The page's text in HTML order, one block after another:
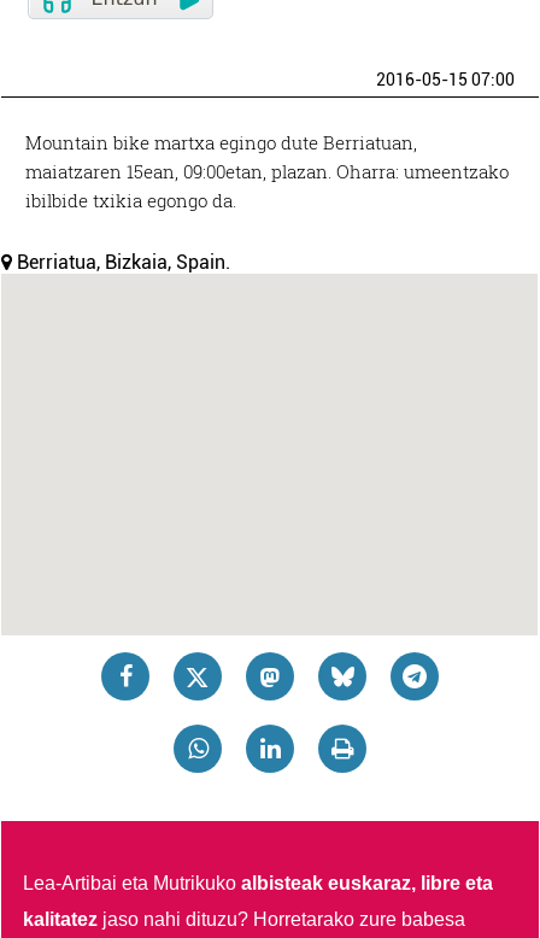
2016-05-15 07:00
Mountain bike martxa egingo dute Berriatuan,
maiatzaren 15ean, 09:00etan, plazan. Oharra: umeentzako
ibilbide txikia egongo da.
Berriatua, Bizkaia, Spain.
Lea-Artibai eta Mutrikukoalbisteak euskaraz, libre eta
kalitatez jaso nahi dituzu? Horretarako zure babesa